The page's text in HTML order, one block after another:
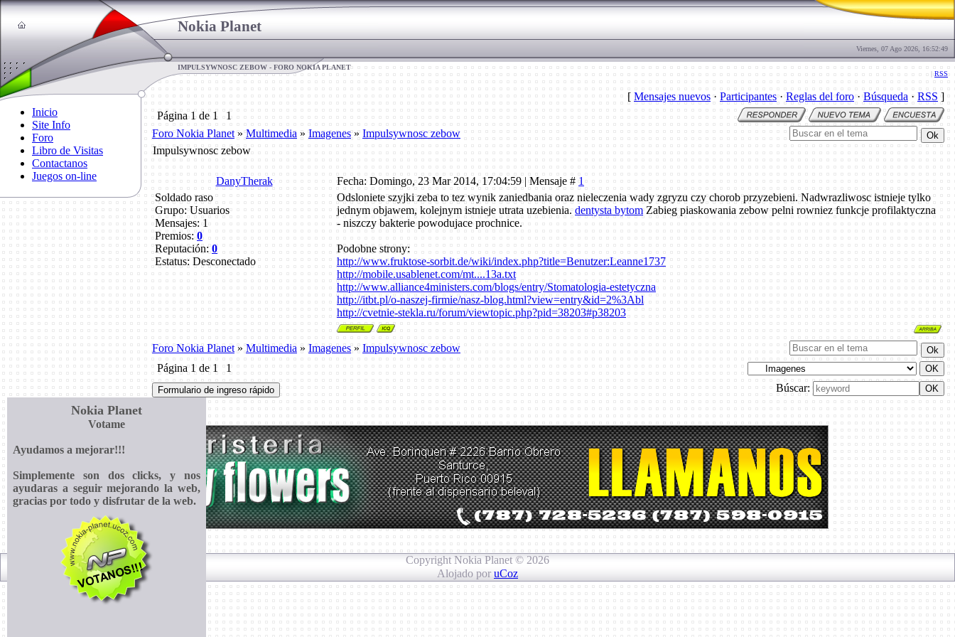
Nokia Planet
Viernes, 07 Ago 2026, 16:52:49
IMPULSYWNOSC ZEBOW - FORO NOKIA PLANET
| RSS
Inicio
Site Info
Foro
Libro de Visitas
Contactanos
Juegos on-line
[ Mensajes nuevos · Participantes · Reglas del foro · Búsqueda · RSS ]
Página 1 de 1
1
Foro Nokia Planet » Multimedia » Imagenes » Impulsywnosc zebow
Impulsywnosc zebow
DanyTherak Fecha: Domingo, 23 Mar 2014, 17:04:59 | Mensaje # 1
Soldado raso
Grupo: Usuarios
Mensajes: 1
Premios: 0
Reputación: 0
Estatus: Desconectado
Odsloniete szyjki zeba to tez wynik zaniedbania oraz nieleczenia wady zgryzu czy chorob przyzebieni. Nadwrazliwosc istnieje tylko
jednym objawem, kolejnym istnieje utrata uzebienia. dentysta bytom Zabieg piaskowania zebow pelni rowniez funkcje profilaktyczna
- niszczy bakterie powodujace prochnice.
Podobne strony:
http://www.fruktose-sorbit.de/wiki/index.php?title=Benutzer:Leanne1737
http://mobile.usablenet.com/mt....13a.txt
http://www.alliance4ministers.com/blogs/entry/Stomatologia-estetyczna
http://itbt.pl/o-naszej-firmie/nasz-blog.html?view=entry&id=2%3Abl
http://cvetnie-stekla.ru/forum/viewtopic.php?pid=38203#p38203
Foro Nokia Planet » Multimedia » Imagenes » Impulsywnosc zebow
Página 1 de 1
1
Búscar:
Copyright Nokia Planet © 2026
Alojado poruCoz
Nokia Planet
Votame
Ayudamos a mejorar!!!
Simplemente son dos clicks, y nos
ayudaras a seguir mejorando la web,
gracias por todo y disfrutar de la web.